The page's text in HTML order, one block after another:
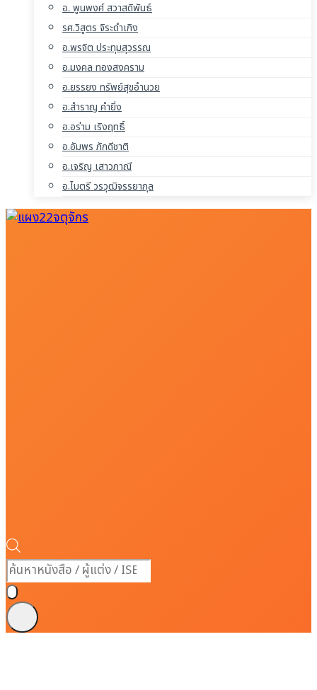
อ. พูนพงศ์ สวาสดิพันธ์
รศ.วิสูตร จิระดำเกิง
อ.พรจิต ประทุมสุวรรณ
อ.มงคล ทองสงคราม
อ.ยรรยง ทรัพย์สุขอำนวย
อ.สำราญ คำยิ่ง
อ.อร่าม เริงฤทธิ์
อ.อัมพร ภักดีชาติ
อ.เจริญ เสาวภาณี
อ.ไมตรี วรวุฒิจรรยากุล
Products
search